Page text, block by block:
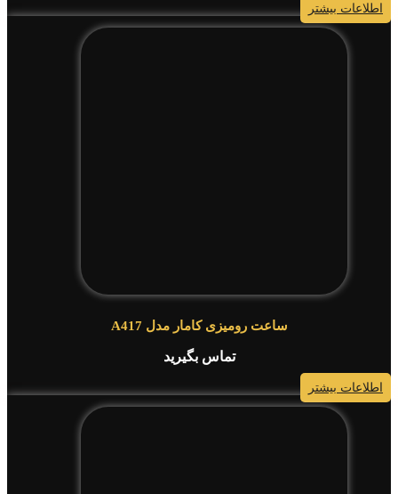
اطلاعات بیشتر
ساعت رومیزی کامار مدل A417
تماس بگیرید
اطلاعات بیشتر